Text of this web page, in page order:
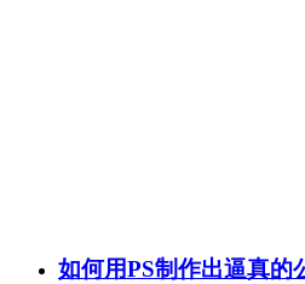
如何用PS制作出逼真的